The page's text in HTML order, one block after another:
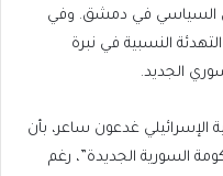
السياسي في دمشق. وفي
النسبية في نبرة
الجديد.
الإسرائيلي غدعون ساعر، بأن
السورية الجديدة”، رغم